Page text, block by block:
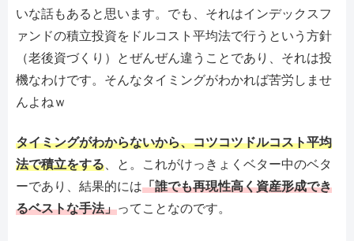
いな話もあると思います。でも、それはインデックスフ
ァンドの積立投資をドルコスト平均法で行うという方針
（老後資づくり）とぜんぜん違うことであり、それは投
機なわけです。そんなタイミングがわかれば苦労しませ
んよねｗ
タイミングがわからないから、コツコツドルコスト平均
法で積立をする 、と。これがけっきょくベター中のベタ
ーであり、結果的には「誰でも再現性高く資産形成でき
るベストな手法」ってことなのです。